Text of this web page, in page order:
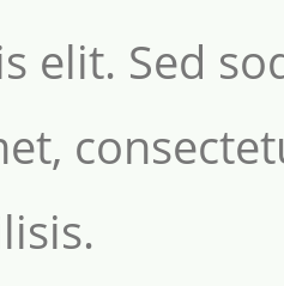
elit. Sed